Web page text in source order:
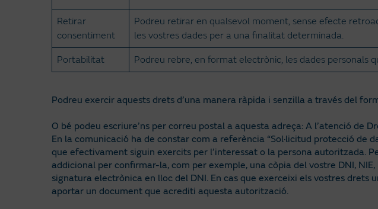
Retirar
consentiment
Podreu retirar en qualsevol moment, sense efecte
les vostres dades per a una finalitat determinada.
Portabilitat Podreu rebre, en format electrònic, les dades
Podreu exercir aquests drets d’una manera ràpida i senzilla a través del
O bé podeu escriure’ns per correu postal a aquesta adreça: A l’atenció de
En la comunicació ha de constar com a referència “Sol·licitud protecció de
que efectivament siguin exercits per l’interessat o la persona autoritzada.
addicional per confirmar-la, com per exemple, una còpia del vostre DNI,
signatura electrònica en lloc del DNI. En cas que exerceixi els vostres
aportar un document que acrediti aquesta autorització.